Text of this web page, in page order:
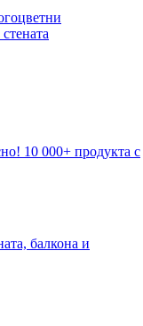
10 000+ продукта с
балкона и